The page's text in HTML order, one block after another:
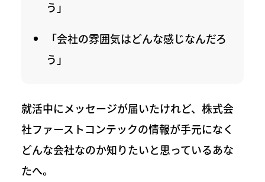
う」
「会社の雰囲気はどんな感じなんだろ
う」
就活中にメッセージが届いたけれど、株式会
社ファーストコンテックの情報が手元になく
どんな会社なのか知りたいと思っているあな
たへ。